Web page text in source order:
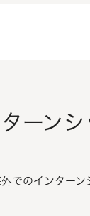
ーンシ
でのインター